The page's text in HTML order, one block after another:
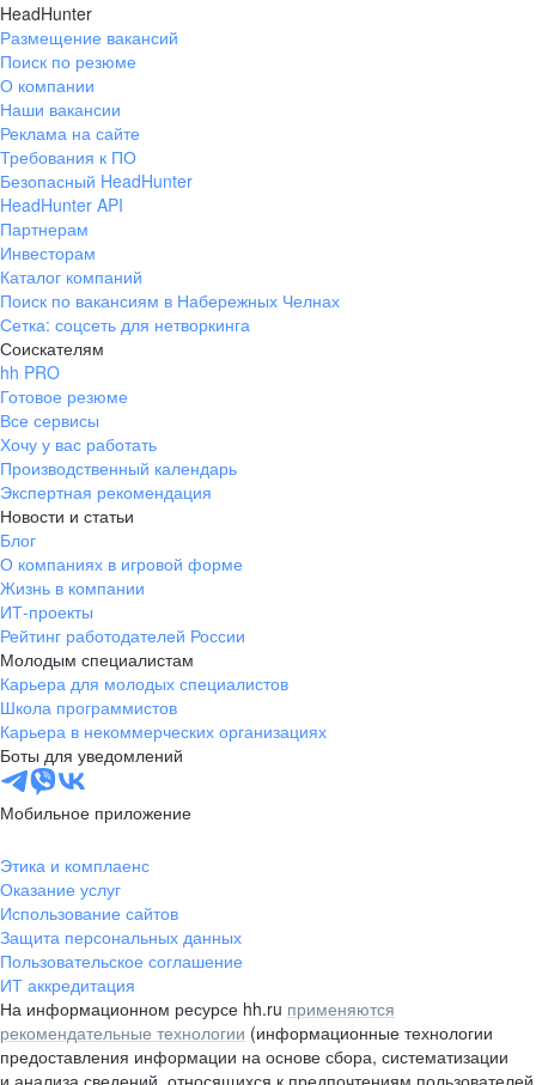
HeadHunter
Размещение вакансий
Поиск по резюме
О компании
Наши вакансии
Реклама на сайте
Требования к ПО
Безопасный HeadHunter
HeadHunter API
Партнерам
Инвесторам
Каталог компаний
Поиск по вакансиям в Набережных Челнах
Сетка: соцсеть для нетворкинга
Соискателям
hh PRO
Готовое резюме
Все сервисы
Хочу у вас работать
Производственный календарь
Экспертная рекомендация
Новости и статьи
Блог
О компаниях в игровой форме
Жизнь в компании
ИТ-проекты
Рейтинг работодателей России
Молодым специалистам
Карьера для молодых специалистов
Школа программистов
Карьера в некоммерческих организациях
Боты для уведомлений
Мобильное приложение
Этика и комплаенс
Оказание услуг
Использование сайтов
Защита персональных данных
Пользовательское соглашение
ИТ аккредитация
На информационном ресурсе hh.ru применяются
рекомендательные технологии (информационные технологии
предоставления информации на основе сбора, систематизации
и анализа сведений, относящихся к предпочтениям пользователей